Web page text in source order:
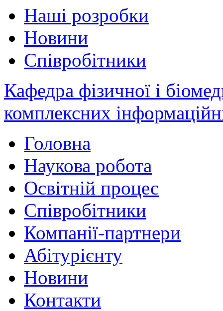
Наші розробки
Новини
Співробітники
Кафедра фізичної і
комплексних
Головна
Наукова робота
Освітній процес
Співробітники
Компанії-партнери
Абітурієнту
Новини
Контакти